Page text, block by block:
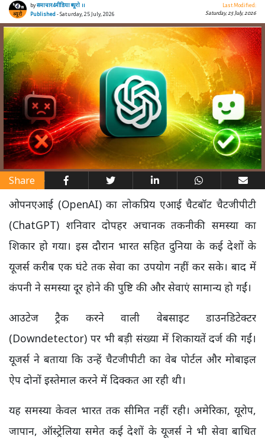
byसमाचार4मीडिया ब्यूरो ।।
Published- Saturday, 25 July, 2026
Last Modified:
Saturday, 25 July, 2026
Share
ओपनएआई (OpenAI) का लोकप्रिय एआई चैटबॉट चैटजीपीटी
(ChatGPT) शनिवार दोपहर अचानक तकनीकी समस्या का
शिकार हो गया। इस दौरान भारत सहित दुनिया के कई देशों के
यूजर्स करीब एक घंटे तक सेवा का उपयोग नहीं कर सके। बाद में
कंपनी ने समस्या दूर होने की पुष्टि की और सेवाएं सामान्य हो गईं।
आउटेज ट्रैक करने वाली वेबसाइट डाउनडिटेक्टर
(Downdetector) पर भी बड़ी संख्या में शिकायतें दर्ज की गईं।
यूजर्स ने बताया कि उन्हें चैटजीपीटी का वेब पोर्टल और मोबाइल
ऐप दोनों इस्तेमाल करने में दिक्कत आ रही थी।
यह समस्या केवल भारत तक सीमित नहीं रही। अमेरिका, यूरोप,
जापान, ऑस्ट्रेलिया समेत कई देशों के यूजर्स ने भी सेवा बाधित